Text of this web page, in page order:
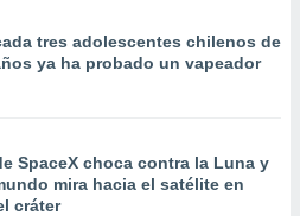
tres adolescentes chilenos de
ya ha probado un vapeador
SpaceX choca contra la Luna y
mira hacia el satélite en
cráter